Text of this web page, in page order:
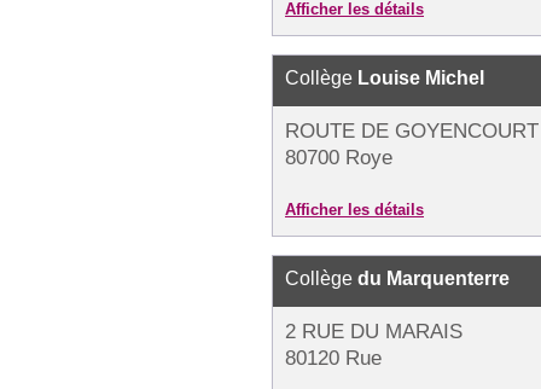
Afficher les détails
Collège Louise Michel
ROUTE DE GOYENCOURT
80700 Roye
Afficher les détails
Collège du Marquenterre
2 RUE DU MARAIS
80120 Rue